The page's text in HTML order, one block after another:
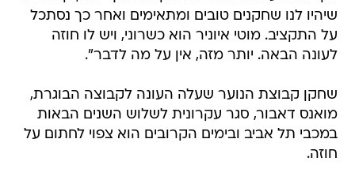
שיהיו לנו שחקנים טובים ומתאימים ואחר כך נסתכל
על התקציב. מוטי איוניר הוא כשרוני, ויש לו חוזה
לעונה הבאה. יותר מזה, אין על מה לדבר".
שחקן קבוצת הנוער שעלה העונה לקבוצה הבוגרת,
מואנס דאבור, סגר עקרונית לשלוש השנים הבאות
במכבי תל אביב ובימים הקרובים הוא צפוי לחתום על
חוזה.